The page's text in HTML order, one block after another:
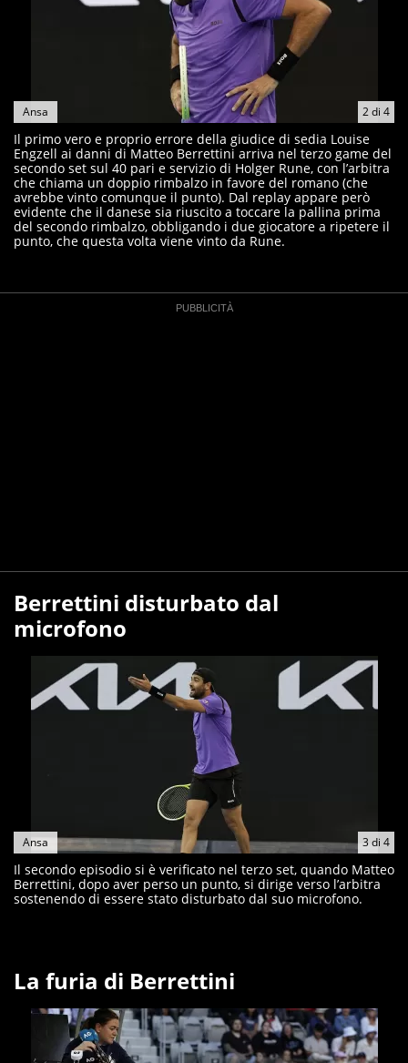
2di 4
Ansa
Il primo vero e proprio errore della giudice di sedia Louise
Engzell ai danni di Matteo Berrettini arriva nel terzo game del
secondo set sul 40 pari e servizio di Holger Rune, con l’arbitra
che chiama un doppio rimbalzo in favore del romano (che
avrebbe vinto comunque il punto). Dal replay appare però
evidente che il danese sia riuscito a toccare la pallina prima
del secondo rimbalzo, obbligando i due giocatore a ripetere il
punto, che questa volta viene vinto da Rune.
Berrettini disturbato dal
microfono
3di 4
Ansa
Il secondo episodio si è verificato nel terzo set, quando Matteo
Berrettini, dopo aver perso un punto, si dirige verso l’arbitra
sostenendo di essere stato disturbato dal suo microfono.
La furia di Berrettini